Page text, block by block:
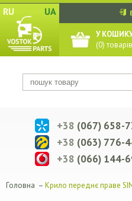
RU UA
У
(0)
+38 (067) 658-
+38 (063) 776-
+38 (066) 144-
Головна – Крило переднє праве